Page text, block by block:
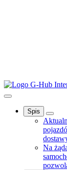
Spis
Na